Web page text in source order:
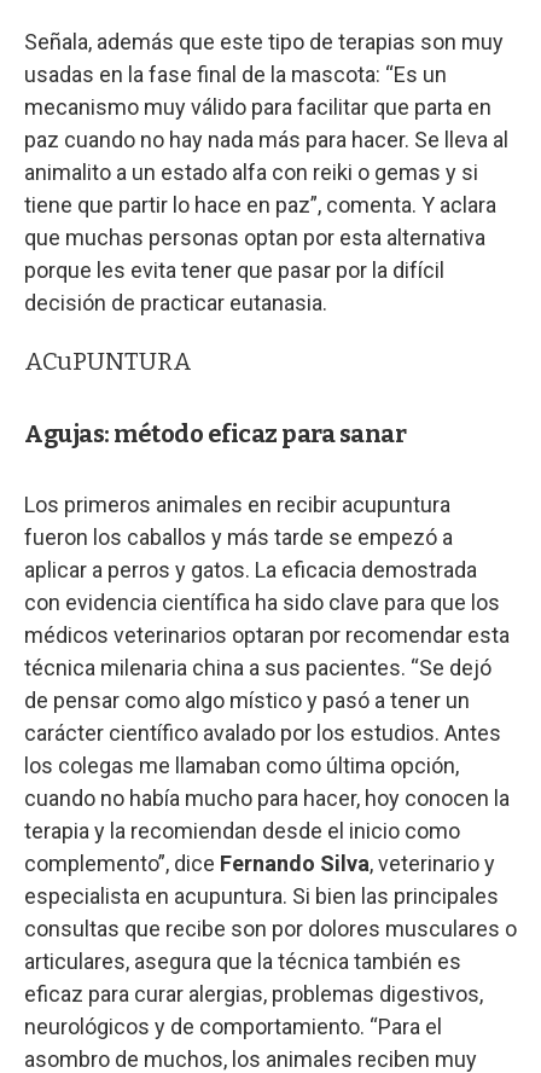
Señala, además que este tipo de terapias son muy
usadas en la fase final de la mascota: “Es un
mecanismo muy válido para facilitar que parta en
paz cuando no hay nada más para hacer. Se lleva al
animalito a un estado alfa con reiki o gemas y si
tiene que partir lo hace en paz”, comenta. Y aclara
que muchas personas optan por esta alternativa
porque les evita tener que pasar por la difícil
decisión de practicar eutanasia.
ACuPUNTURA
Agujas: método eficaz para sanar
Los primeros animales en recibir acupuntura
fueron los caballos y más tarde se empezó a
aplicar a perros y gatos. La eficacia demostrada
con evidencia científica ha sido clave para que los
médicos veterinarios optaran por recomendar esta
técnica milenaria china a sus pacientes. “Se dejó
de pensar como algo místico y pasó a tener un
carácter científico avalado por los estudios. Antes
los colegas me llamaban como última opción,
cuando no había mucho para hacer, hoy conocen la
terapia y la recomiendan desde el inicio como
complemento”, dice Fernando Silva, veterinario y
especialista en acupuntura. Si bien las principales
consultas que recibe son por dolores musculares o
articulares, asegura que la técnica también es
eficaz para curar alergias, problemas digestivos,
neurológicos y de comportamiento. “Para el
asombro de muchos, los animales reciben muy